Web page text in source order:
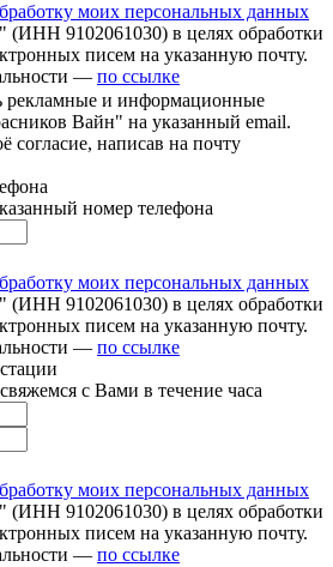
моих персональных данных
9102061030) в целях обработки
писем на указанную почту.
— по ссылке
рекламные и информационные
Вайн" на указанный email.
согласие, написав на почту
номер телефона
моих персональных данных
9102061030) в целях обработки
писем на указанную почту.
— по ссылке
с Вами в течение часа
моих персональных данных
9102061030) в целях обработки
писем на указанную почту.
— по ссылке